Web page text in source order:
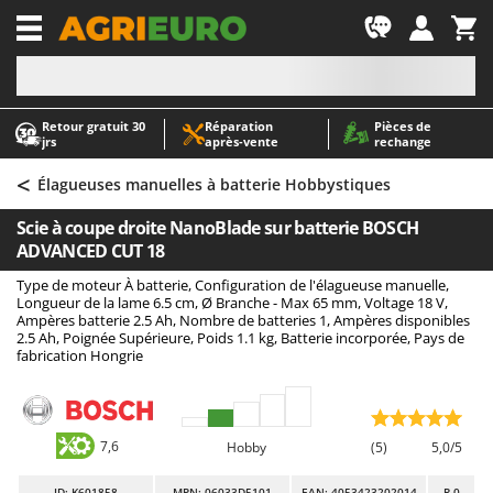
Retour gratuit 30
jrs
Réparation
après‑vente
Pièces de
rechange
-1
A
Abris de jardin
Accessoires pour tracteurs tondeuses autoportés
Aérateurs Scarificateurs pour gazon
Arracheuses de pommes de terre pour tracteur
Aspirateurs - Balais Électriques
Aspirateurs à cendres
Aspirateurs à feuilles sur roues
Aspirateurs Multifonctions
Atomiseurs agricoles pour tracteurs
A
AgriEuro Premium
AgriEuro TOP-LINE
AGT
Aima
Airmec
AL-KO
Alce
Alpina
< Élagueuses manuelles à batterie Hobbystiques
Scie à coupe droite NanoBlade sur batterie BOSCH
ADVANCED CUT 18
Type de moteur À batterie, Configuration de l'élagueuse manuelle,
Longueur de la lame 6.5 cm, Ø Branche - Max 65 mm, Voltage 18 V,
Ampères batterie 2.5 Ah, Nombre de batteries 1, Ampères disponibles
2.5 Ah, Poignée Supérieure, Poids 1.1 kg, Batterie incorporée, Pays de
fabrication Hongrie
7,6 Hobby (5) 5,0/5